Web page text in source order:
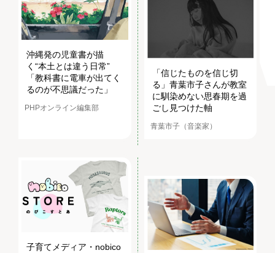
沖縄発の児童書が描
く“本土とは違う日常”
「教科書に電車が出てく
るのが不思議だった」
PHPオンライン編集部
「信じたものを信じ切
る」青葉市子さんが教室
に馴染めない思春期を過
ごし見つけた軸
青葉市子（音楽家）
子育てメディア・nobico